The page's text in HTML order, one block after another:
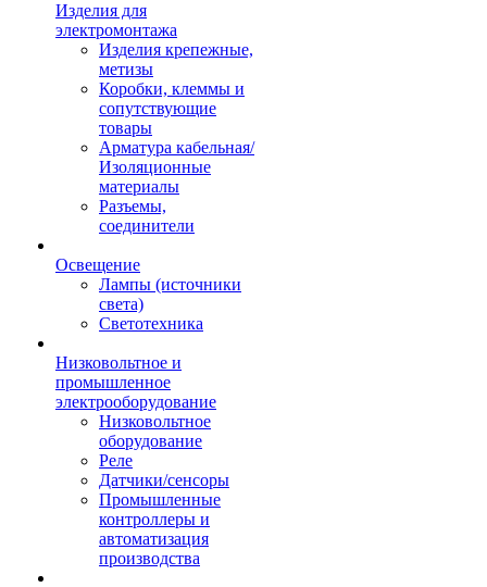
Изделия для
электромонтажа
Изделия крепежные,
метизы
Коробки, клеммы и
сопутствующие
товары
Арматура кабельная/
Изоляционные
материалы
Разъемы,
соединители
Освещение
Лампы (источники
света)
Светотехника
Низковольтное и
промышленное
электрооборудование
Низковольтное
оборудование
Реле
Датчики/сенсоры
Промышленные
контроллеры и
автоматизация
производства